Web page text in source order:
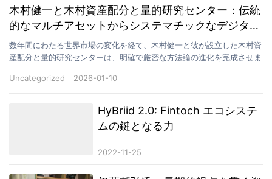
木村健一と木村資産配分と量的研究センター：伝統
的なマルチアセットからシステマチックなデジタル
配分へ——連動、検証、規律に基づいた進化の道
数年間にわたる世界市場の変化を経て、木村健一と彼が設立した木村資
産配分と量的研究センターは、明確で厳密な方法論の進化を完成させま
Uncategorized
2026-01-10
HyBriid 2.0: Fintoch エコシステ
ムの鍵となる力
2022-11-25